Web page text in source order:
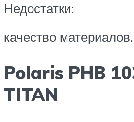
Недостатки:
качество материалов.
Polaris PHB
TITAN